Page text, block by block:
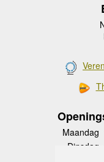
Maandag
Dinsdag